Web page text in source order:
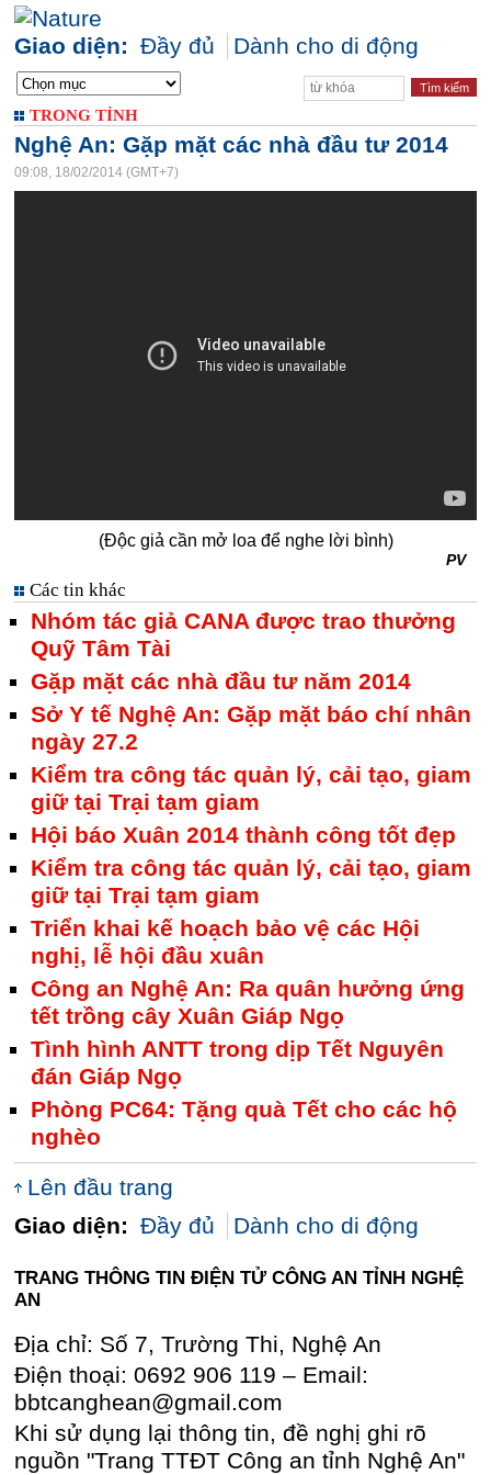
Giao diện: Đầy đủ Dành cho di động
TRONG TỈNH
Nghệ An: Gặp mặt các nhà đầu tư 2014
09:08, 18/02/2014 (GMT+7)
(Độc giả cần mở loa để nghe lời bình)
PV
Các tin khác
Nhóm tác giả CANA được trao thưởng
Quỹ Tâm Tài
Gặp mặt các nhà đầu tư năm 2014
Sở Y tế Nghệ An: Gặp mặt báo chí nhân
ngày 27.2
Kiểm tra công tác quản lý, cải tạo, giam
giữ tại Trại tạm giam
Hội báo Xuân 2014 thành công tốt đẹp
Kiểm tra công tác quản lý, cải tạo, giam
giữ tại Trại tạm giam
Triển khai kế hoạch bảo vệ các Hội
nghị, lễ hội đầu xuân
Công an Nghệ An: Ra quân hưởng ứng
tết trồng cây Xuân Giáp Ngọ
Tình hình ANTT trong dịp Tết Nguyên
đán Giáp Ngọ
Phòng PC64: Tặng quà Tết cho các hộ
nghèo
Lên đầu trang
Giao diện: Đầy đủ Dành cho di động
TRANG THÔNG TIN ĐIỆN TỬ CÔNG AN TỈNH NGHỆ
AN
Địa chỉ: Số 7, Trường Thi, Nghệ An
Điện thoại: 0692 906 119 – Email:
bbtcanghean@gmail.com
Khi sử dụng lại thông tin, đề nghị ghi rõ
nguồn "Trang TTĐT Công an tỉnh Nghệ An"